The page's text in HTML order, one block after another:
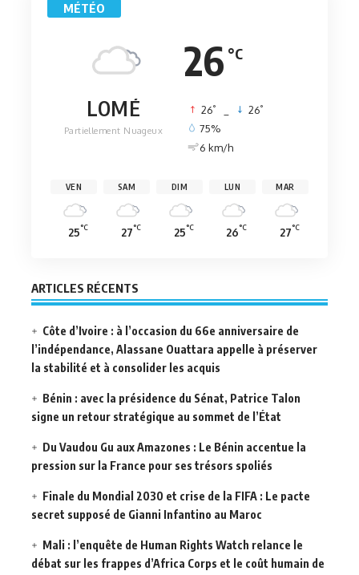
MÉTÉO
26 °C
LOMÉ
Partiellement Nuageux
26° 26°
75%
6 km/h
VEN
25°C
SAM
27°C
DIM
25°C
LUN
26°C
MAR
27°C
ARTICLES RÉCENTS
Côte d’Ivoire : à l’occasion du 66e anniversaire de
l’indépendance, Alassane Ouattara appelle à préserver
la stabilité et à consolider les acquis
Bénin : avec la présidence du Sénat, Patrice Talon
signe un retour stratégique au sommet de l’État
Du Vaudou Gu aux Amazones : Le Bénin accentue la
pression sur la France pour ses trésors spoliés
Finale du Mondial 2030 et crise de la FIFA : Le pacte
secret supposé de Gianni Infantino au Maroc
Mali : l’enquête de Human Rights Watch relance le
débat sur les frappes d’Africa Corps et le coût humain de